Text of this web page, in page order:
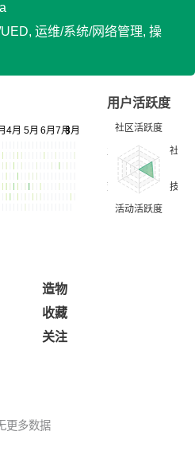
运维/系统/网络管理, 操
用户活跃度
造物
收藏
关注
更多数据